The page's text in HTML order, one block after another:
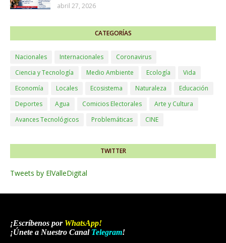
abril 27, 2026
CATEGORÍAS
Nacionales Internacionales
Coronavirus
Ciencia y Tecnología
Medio Ambiente Ecología
Vida
Economía
Locales Ecosistema Naturaleza
Educación
Deportes
Agua Comicios Electorales
Arte y Cultura
Avances Tecnológicos
Problemáticas CINE
TWITTER
Tweets by ElValleDigital
¡Escríbenos por WhatsApp!
¡Únete a Nuestro Canal Telegram!